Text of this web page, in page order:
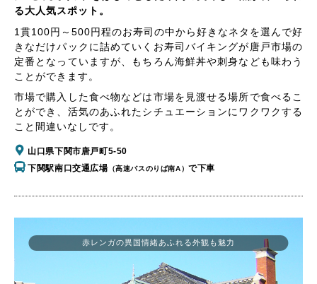
る大人気スポット。
1貫100円～500円程のお寿司の中から好きなネタを選んで好
きなだけパックに詰めていくお寿司バイキングが唐戸市場の
定番となっていますが、もちろん海鮮丼や刺身なども味わう
ことができます。
市場で購入した食べ物などは市場を見渡せる場所で食べるこ
とができ、活気のあふれたシチュエーションにワクワクする
こと間違いなしです。
山口県下関市唐戸町5-50
下関駅南口交通広場 （高速バスのりば南A）で下車
赤レンガの異国情緒あふれる外観も魅力